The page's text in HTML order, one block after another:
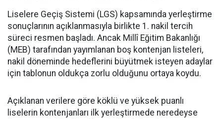
Liselere Geçiş Sistemi (LGS) kapsamında yerleştirme
sonuçlarının açıklanmasıyla birlikte 1. nakil tercih
süreci resmen başladı. Ancak Millî Eğitim Bakanlığı
(MEB) tarafından yayımlanan boş kontenjan listeleri,
nakil döneminde hedeflerini büyütmek isteyen adaylar
için tablonun oldukça zorlu olduğunu ortaya koydu.
Açıklanan verilere göre köklü ve yüksek puanlı
liselerin kontenjanları ilk yerleştirmede neredeyse